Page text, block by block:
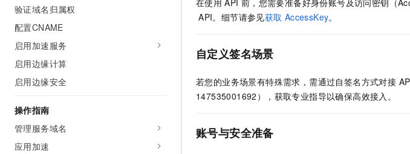
验证域名归属权
配置CNAME
启用加速服务
启用边缘计算
启用边缘安全
操作指南
管理服务域名
应用加速
在使用 API 前，您需要准备好身份账号及访问密钥（
API。细节请参见获取 AccessKey。
自定义签名场景
若您的业务场景有特殊需求，需通过自签名方式对接
147535001692），获取专业指导以确保高效接入。
账号与安全准备
个人版上线、团队版降价；千问3.8-Max首发发尝鲜
千问AI平台-模型体验
Happy 系列大模型
丰富多元化的应用模
大模型服务平台百炼-
中间件
数据库
企业服务与云通信
域名与网站
可观测
上云与迁云
企业出海
1亿+ 大模型 tokens 和 30+ 款产品免费体验
产品新客免费试用，最长12个月
助力企业全员 AI 认知与能力提升
夜间 5 折，Qwen/
Tableau 订阅
AI空中课堂在线直播课堂（旗舰版）
生态解决方案
行业生态解决方案
AI 开发和 AI 应用解决方案
财税管理
入门学习赛